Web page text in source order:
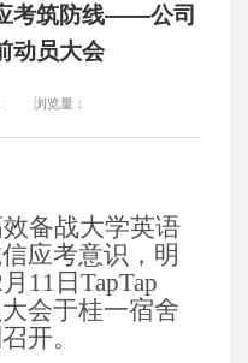
考筑防线——公司
动员大会
浏览量：
备战大学英语
应考意识，明
11日TapTap
会于桂一宿舍
开。